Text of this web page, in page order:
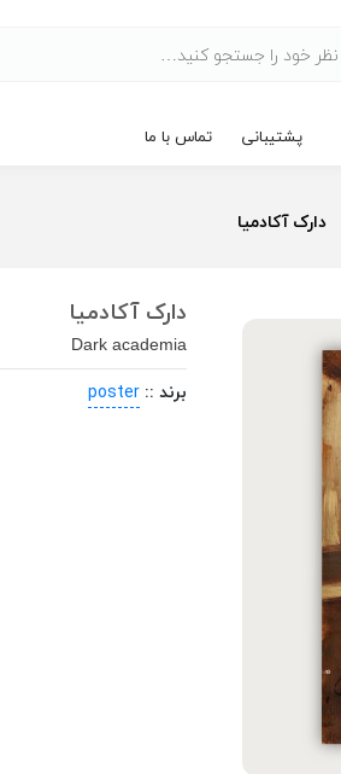
پشتیبانی تماس با ما
دارک آکادمیا
دارک آکادمیا
Dark academia
برند :: poster